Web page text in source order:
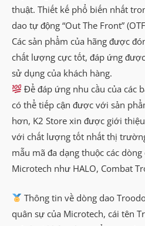
thuật. Thiết kế phổ biến nhất
dao tự động “Out The Front”
Các sản phẩm của hãng được
chất lượng cực tốt, đáp ứng
sử dụng của khách hàng.
Để đáp ứng nhu cầu của các
có thể tiếp cận được với sản
hơn, K2 Store xin được giới
với chất lượng tốt nhất thị
mẫu mã đa dạng thuộc các
Microtech như HALO, Combat
Thông tin về dòng dao
quân sự của Microtech, cái tên